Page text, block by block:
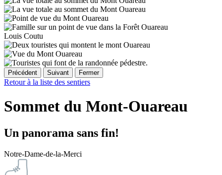
Louis Coutu
Précédent Suivant Fermer
Retour à la liste des sentiers
Sommet du Mont-Ouareau
Un panorama sans fin!
Notre-Dame-de-la-Merci